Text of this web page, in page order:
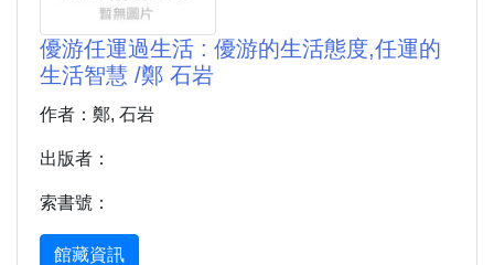
優游任運過生活 : 優游的生活態度,任運的
生活智慧 /鄭 石岩
作者：鄭, 石岩
出版者：
索書號：
館藏資訊